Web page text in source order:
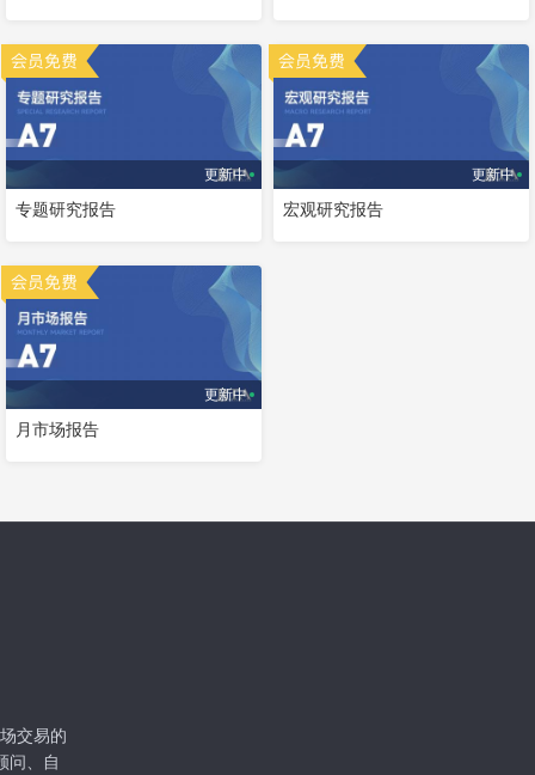
更新中
专题研究报告
更新中
宏观研究报告
更新中
月市场报告
交易的
问、自